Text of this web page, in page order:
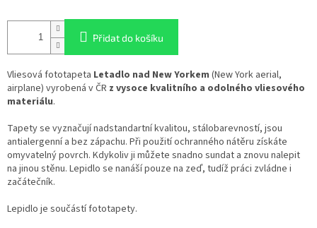
Přidat do košíku
Vliesová fototapeta Letadlo nad New Yorkem (New York aerial,
airplane) vyrobená v ČR z vysoce kvalitního a odolného vliesového
materiálu.
Tapety se vyznačují nadstandartní kvalitou, stálobarevností, jsou
antialergenní a bez zápachu. Při použití ochranného nátěru získáte
omyvatelný povrch. Kdykoliv ji můžete snadno sundat a znovu nalepit
na jinou stěnu. Lepidlo se nanáší pouze na zeď, tudíž práci zvládne i
začátečník.
Lepidlo je součástí fototapety.